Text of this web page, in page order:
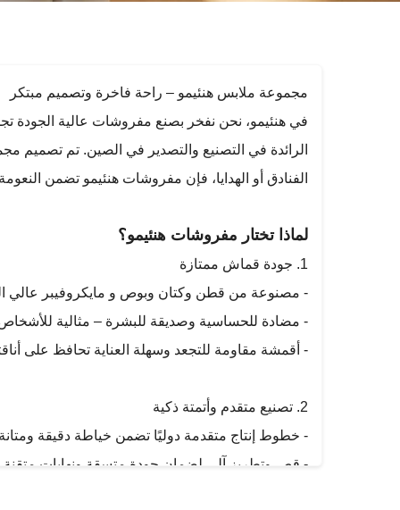
مجموعة ملابس هنئيمو – راحة فاخرة وتصميم مبتكر
الرائدة في التصنيع والتصدير في الصين. تم تصميم
الفنادق أو الهدايا، فإن مفروشات هنئيمو تضمن النعومة
لماذا تختار مفروشات هنئيمو؟
1. جودة قماش ممتازة
- مصنوعة من قطن وكتان وبوص و مايكروفيبر عالي
- مضادة للحساسية وصديقة للبشرة – مثالية
- أقمشة مقاومة للتجعد وسهلة العناية تحافظ على
2. تصنيع متقدم وأتمتة ذكية
- خطوط إنتاج متقدمة دوليًا تضمن خياطة دقيقة
- قص وتطريز آلي لضمان جودة متسقة ونهايات متقنة.